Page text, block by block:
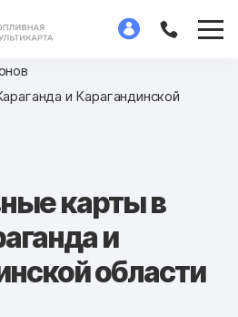
и Карагандинской
карты в
и
области